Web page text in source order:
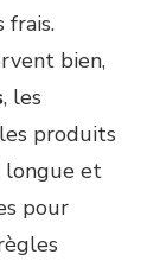
frais.
bien,
, les
produits
longue et
pour